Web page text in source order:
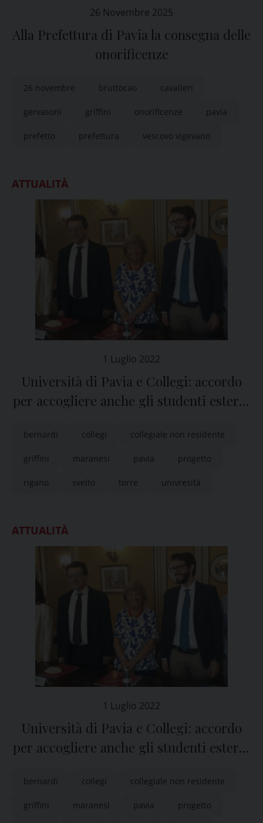
26 Novembre 2025
Alla Prefettura di Pavia la consegna delle
onorificenze
26 novembre bruttocao cavalieri
gervasoni griffini onorificenze pavia
prefetto prefettura vescovo vigevano
ATTUALITÀ
1 Luglio 2022
Università di Pavia e Collegi: accordo
per accogliere anche gli studenti esterni
bernardi collegi collegiale non residente
griffini maranesi pavia progetto
rigano svelto torre univresità
ATTUALITÀ
1 Luglio 2022
Università di Pavia e Collegi: accordo
per accogliere anche gli studenti esterni
bernardi collegi collegiale non residente
griffini maranesi pavia progetto